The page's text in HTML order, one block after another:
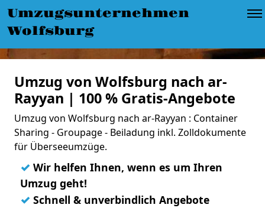
Umzugsunternehmen
Wolfsburg
Umzug von Wolfsburg nach ar-
Rayyan | 100 % Gratis-Angebote
Umzug von Wolfsburg nach ar-Rayyan : Container
Sharing - Groupage - Beiladung inkl. Zolldokumente
für Überseeumzüge.
✓ Wir helfen Ihnen, wenn es um Ihren
Umzug geht!
✓ Schnell & unverbindlich Angebote